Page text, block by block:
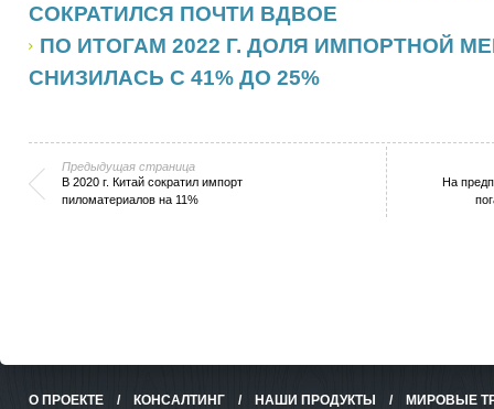
СОКРАТИЛСЯ ПОЧТИ ВДВОЕ
ПО ИТОГАМ 2022 Г. ДОЛЯ ИМПОРТНОЙ
СНИЗИЛАСЬ С 41% ДО 25%
Предыдущая страница
В 2020 г. Китай сократил импорт
пиломатериалов на 11%
На
О ПРОЕКТЕ / КОНСАЛТИНГ / НАШИ ПРОДУКТЫ / МИРОВЫЕ